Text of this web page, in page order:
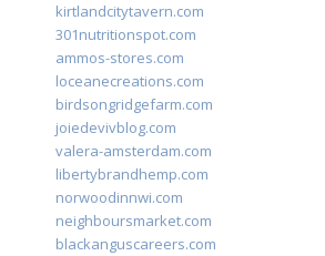
kirtlandcitytavern.com
301nutritionspot.com
ammos-stores.com
loceanecreations.com
birdsongridgefarm.com
joiedevivblog.com
valera-amsterdam.com
libertybrandhemp.com
norwoodinnwi.com
neighboursmarket.com
blackanguscareers.com